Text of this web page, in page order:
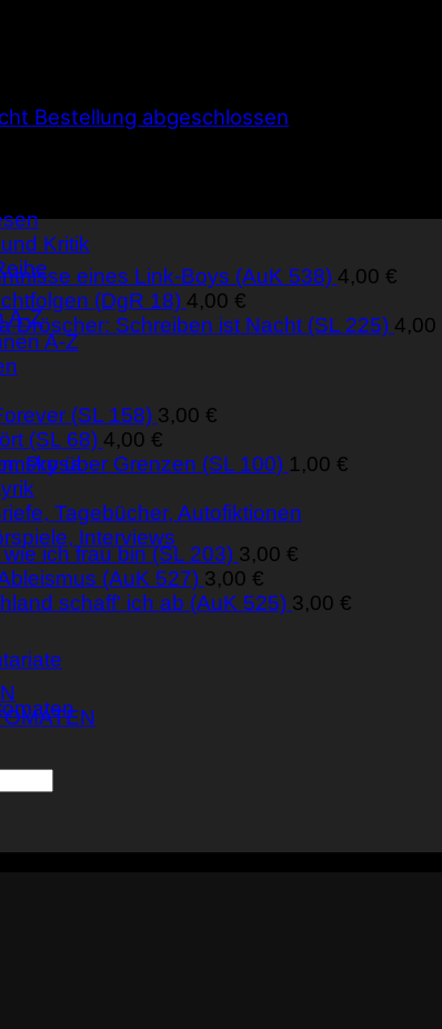
Kritik
A-Z
A-Z
Prosa
Tagebücher, Autofiktionen
Interviews
Bestellung abgeschlossen
leer.
eines Link-Boys (AuK 538) 4,00 €
(DgR 18) 4,00 €
Dröscher: Schreiben ist Nacht (SL 225) 4,00
(SL 158) 3,00 €
(SL 68) 4,00 €
über Grenzen (SL 100) 1,00 €
ich frau bin (SL 203) 3,00 €
(AuK 527) 3,00 €
schaff' ich ab (AuK 525) 3,00 €